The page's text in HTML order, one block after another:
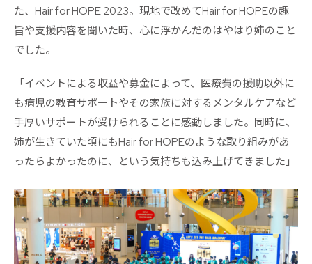
た、Hair for HOPE 2023。現地で改めてHair for HOPEの趣
旨や支援内容を聞いた時、心に浮かんだのはやはり姉のこと
でした。
「イベントによる収益や募金によって、医療費の援助以外に
も病児の教育サポートやその家族に対するメンタルケアなど
手厚いサポートが受けられることに感動しました。同時に、
姉が生きていた頃にもHair for HOPEのような取り組みがあ
ったらよかったのに、という気持ちも込み上げてきました」